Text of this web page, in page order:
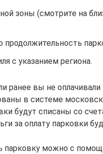
зоны (смотрите на
продолжительность
с указанием региона.
ранее вы не
в системе
будут списаны со
за оплату парковки
парковку можно с